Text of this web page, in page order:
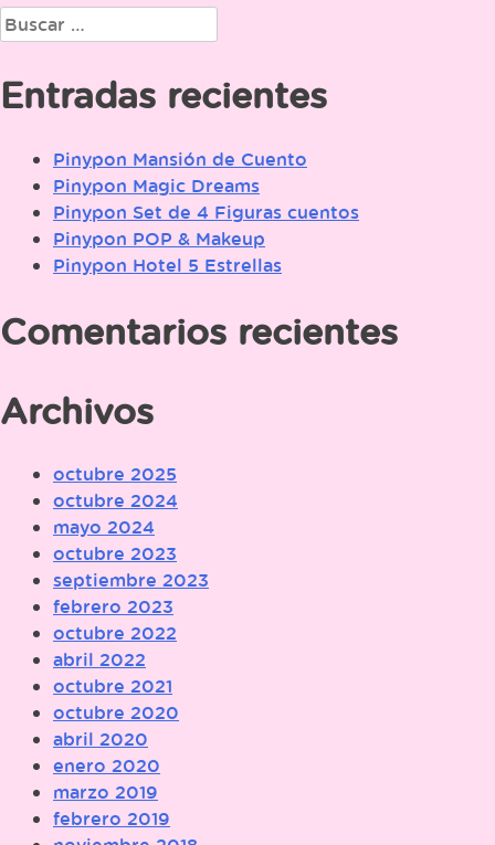
de
entradas
Buscar:
Entradas recientes
Pinypon Mansión de Cuento
Pinypon Magic Dreams
Pinypon Set de 4 Figuras cuentos
Pinypon POP & Makeup
Pinypon Hotel 5 Estrellas
Comentarios recientes
Archivos
octubre 2025
octubre 2024
mayo 2024
octubre 2023
septiembre 2023
febrero 2023
octubre 2022
abril 2022
octubre 2021
octubre 2020
abril 2020
enero 2020
marzo 2019
febrero 2019